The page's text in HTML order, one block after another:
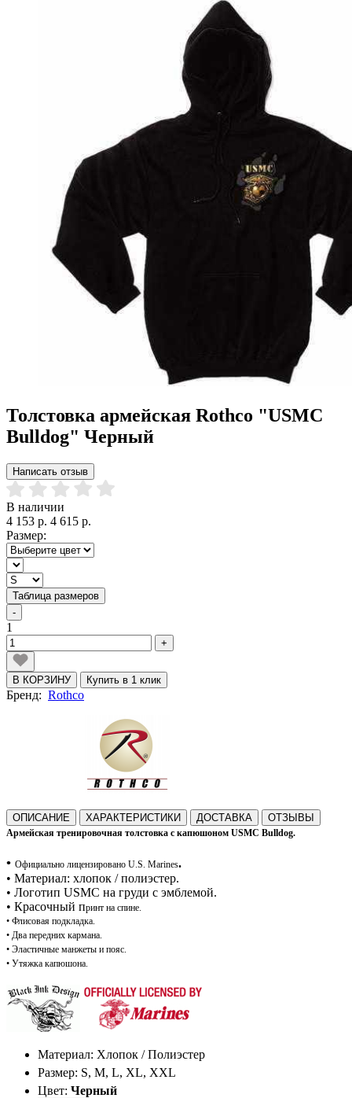
Толстовка армейская Rothco "USMC
Bulldog" Черный
Написать отзыв
В наличии
4 153 р. 4 615 р.
Размер:
Таблица размеров
-
1
+
В КОРЗИНУ Купить в 1 клик
Бренд: Rothco
ОПИСАНИЕ ХАРАКТЕРИСТИКИ ДОСТАВКА ОТЗЫВЫ
Армейская тренировочная толстовка с капюшоном USMC Bulldog.
• Официально лицензировано U.S. Marines.
• Материал: хлопок / полиэстер.
• Логотип USMC на груди с эмблемой.
• Красочный принт на спине.
• Флисовая подкладка.
• Два передних кармана.
• Эластичные манжеты и пояс.
• Утяжка капюшона.
Материал: Хлопок / Полиэстер
Размер: S, M, L, XL, XXL
Цвет: Черный